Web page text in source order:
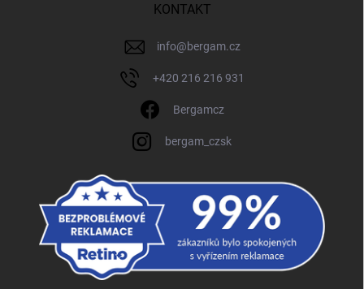
KONTAKT
info@bergam.cz
+420 216 216 931
Bergamcz
bergam_czsk